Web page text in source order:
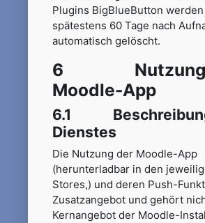
Plugins BigBlueButton
spätestens 60 Tage nach
automatisch gelöscht.
6 Nutzung
Moodle-App
6.1
Dienstes
Die Nutzung der Moodle-App
(herunterladbar in den
Stores,) und deren Push-
Zusatzangebot und gehört
Kernangebot der Moodle-